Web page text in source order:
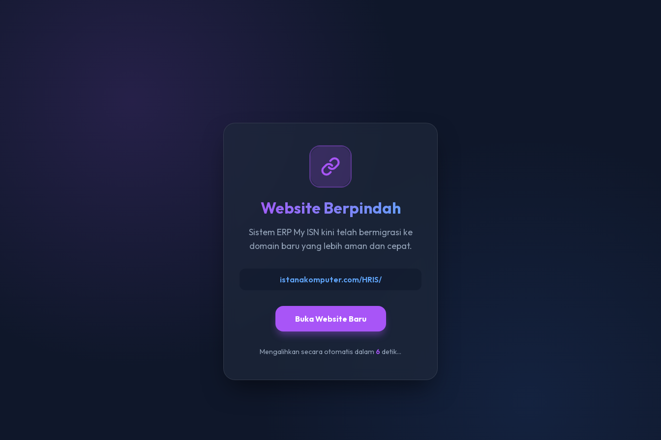
Website Berpindah
Sistem ERP My ISN kini telah bermigrasi ke
domain baru yang lebih aman dan cepat.
istanakomputer.com/HRIS/
Buka Website Baru
Mengalihkan secara otomatis dalam 6 detik...